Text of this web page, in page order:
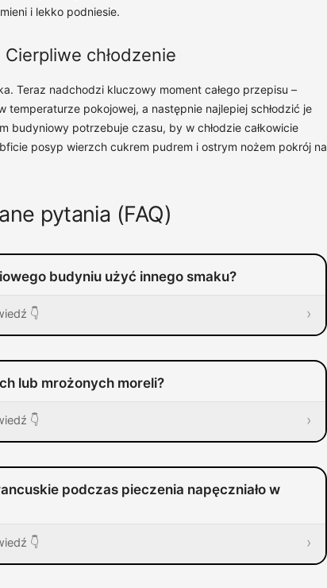
i lekko podniesie.
chłodzenie
Teraz nadchodzi kluczowy moment całego przepisu –
temperaturze pokojowej, a następnie najlepiej schłodzić je
budyniowy potrzebuje czasu, by w chłodzie całkowicie
posyp wierzch cukrem pudrem i ostrym nożem pokrój na
pytania (FAQ)
budyniu użyć innego smaku?
👇 ›
lub mrożonych moreli?
👇 ›
podczas pieczenia napęczniało w
👇 ›